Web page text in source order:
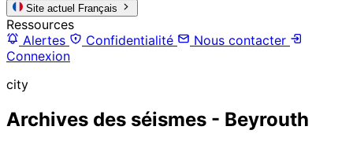
Site actuel Français
Ressources
Alertes
Confidentialité
Nous contacter
Connexion
city
Archives des séismes - Beyrouth